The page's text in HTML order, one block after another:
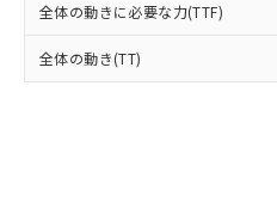
全体の動きに必要な力(TTF)
全体の動き(TT)
引・商談に必要
※当社の共同利用
の共同利用に関
EU RoHS指令（10物
51物質の非含有証明
合意する